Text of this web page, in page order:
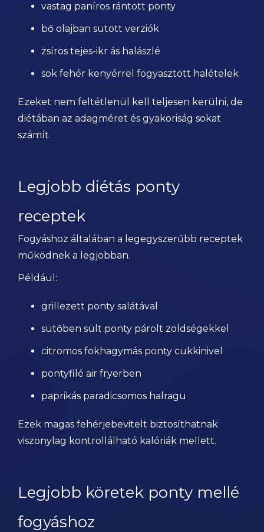
vastag paníros rántott ponty
bő olajban sütött verziók
zsíros tejes-ikr ás halászlé
sok fehér kenyérrel fogyasztott halételek
Ezeket nem feltétlenül kell teljesen kerülni, de
diétában az adagméret és gyakoriság sokat
számít.
Legjobb diétás ponty
receptek
Fogyáshoz általában a legegyszerűbb receptek
működnek a legjobban.
Például:
grillezett ponty salátával
sütőben sült ponty párolt zöldségekkel
citromos fokhagymás ponty cukkinivel
pontyfilé air fryerben
paprikás paradicsomos halragu
Ezek magas fehérjebevitelt biztosíthatnak
viszonylag kontrollálható kalóriák mellett.
Legjobb köretek ponty mellé
fogyáshoz